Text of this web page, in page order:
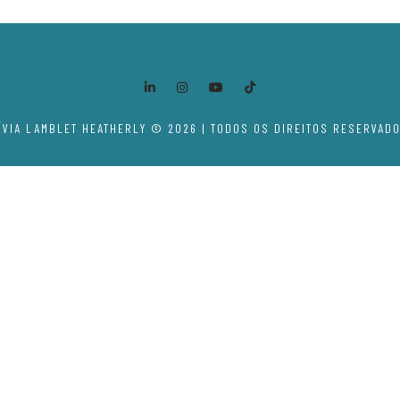
LAMBLET HEATHERLY © 2026 | TODOS OS DIREITOS